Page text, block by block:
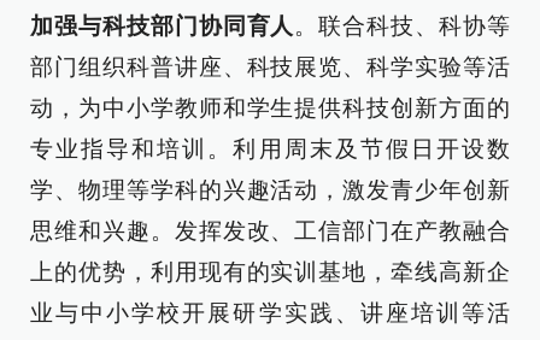
加强与科技部门协同育人 。联合科技、科协等
部门组织科普讲座、科技展览、科学实验等活
动，为中小学教师和学生提供科技创新方面的
专业指导和培训。利用周末及节假日开设数
学、物理等学科的兴趣活动，激发青少年创新
思维和兴趣。发挥发改、工信部门在产教融合
上的优势，利用现有的实训基地，牵线高新企
业与中小学校开展研学实践、讲座培训等活